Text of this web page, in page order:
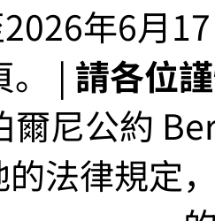
年6月
。 | 請各位
爾尼公約
的法律規定